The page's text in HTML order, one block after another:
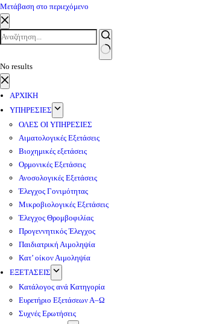
Μετάβαση στο περιεχόμενο
No results
ΑΡΧΙΚΗ
ΥΠΗΡΕΣΙΕΣ
ΟΛΕΣ ΟΙ ΥΠΗΡΕΣΙΕΣ
Αιματολογικές Εξετάσεις
Βιοχημικές εξετάσεις
Ορμονικές Εξετάσεις
Ανοσολογικές Εξετάσεις
Έλεγχος Γονιμότητας
Μικροβιολογικές Εξετάσεις
Έλεγχος Θρομβοφιλίας
Προγεννητικός Έλεγχος
Παιδιατρική Αιμοληψία
Κατ’ οίκον Αιμοληψία
ΕΞΕΤΑΣΕΙΣ
Κατάλογος ανά Κατηγορία
Ευρετήριο Εξετάσεων Α–Ω
Συχνές Ερωτήσεις